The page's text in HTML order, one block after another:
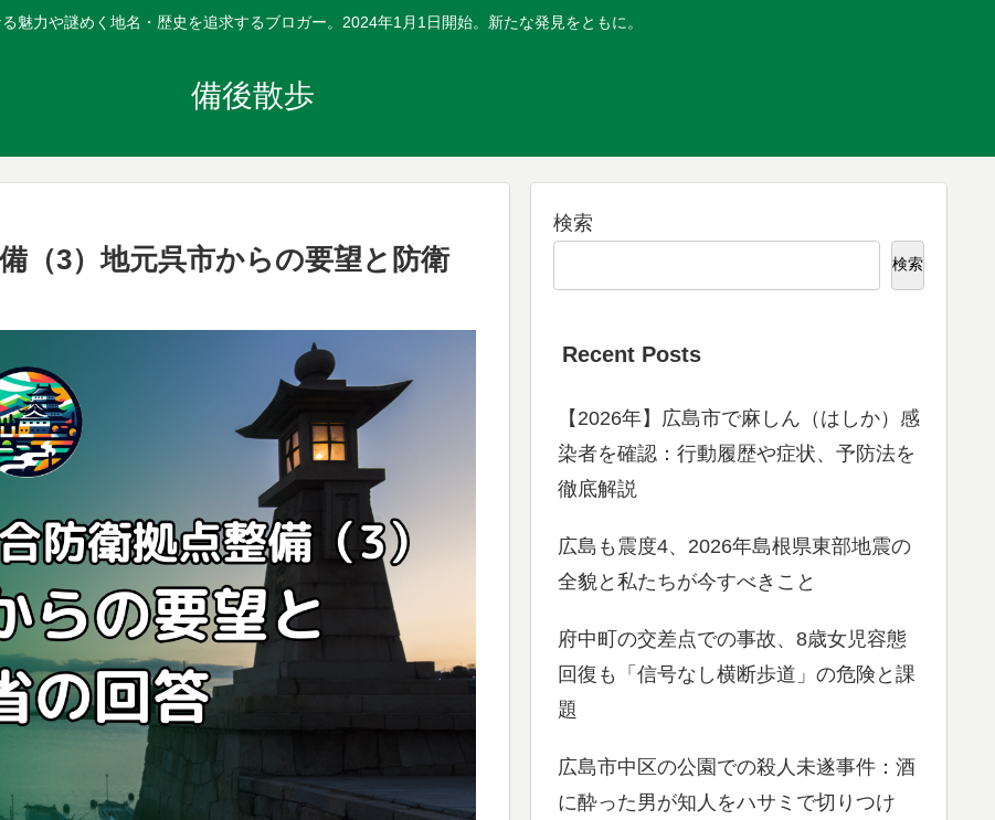
魅力や謎めく地名・歴史を追求するブロガー。2024年1月1日開始。新たな発見をともに。
備後散歩
（3）地元呉市からの要望と防衛
検索
検索
Recent Posts
【2026年】広島市で麻しん（はしか）感
染者を確認：行動履歴や症状、予防法を
徹底解説
広島も震度4、2026年島根県東部地震の
全貌と私たちが今すべきこと
府中町の交差点での事故、8歳女児容態
回復も「信号なし横断歩道」の危険と課
題
広島市中区の公園での殺人未遂事件：酒
に酔った男が知人をハサミで切りつけ